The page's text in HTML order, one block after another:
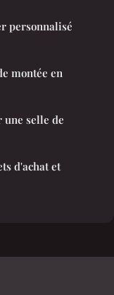
personnalisé
montée en
selle de
d'achat et